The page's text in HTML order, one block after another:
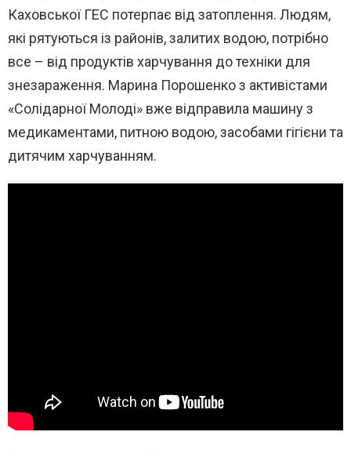
Каховської ГЕС потерпає від затоплення. Людям,
які рятуються із районів, залитих водою, потрібно
все – від продуктів харчування до техніки для
знезараження. Марина Порошенко з активістами
«Солідарної Молоді» вже відправила машину з
медикаментами, питною водою, засобами гігієни та
дитячим харчуванням.